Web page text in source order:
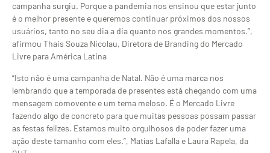
campanha surgiu. Porque a pandemia nos ensinou que estar junto
é o melhor presente e queremos continuar próximos dos nossos
usuários, tanto no seu dia a dia quanto nos grandes momentos.”,
afirmou Thais Souza Nicolau, Diretora de Branding do Mercado
Livre para América Latina
“Isto não é uma campanha de Natal. Não é uma marca nos
lembrando que a temporada de presentes está chegando com uma
mensagem comovente e um tema meloso. É o Mercado Livre
fazendo algo de concreto para que muitas pessoas possam passar
as festas felizes. Estamos muito orgulhosos de poder fazer uma
ação deste tamanho com eles.”, Matías Lafalla e Laura Rapela, da